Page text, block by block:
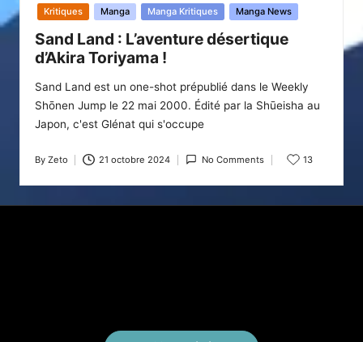
inKritiques
Manga Manga Kritiques Manga News
Sand Land : L’aventure désertique
d’Akira Toriyama !
Sand Land est un one-shot prépublié dans le Weekly
Shōnen Jump le 22 mai 2000. Édité par la Shūeisha au
Japon, c'est Glénat qui s'occupe
Posted
by
By Zeto 21 octobre 2024 No Comments 13